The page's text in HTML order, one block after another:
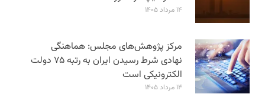
۱۴ مرداد ۱۴۰۵
مرکز پژوهش‌های مجلس: هماهنگی
نهادی شرط رسیدن ایران به رتبه ۷۵ دولت
الکترونیکی است
۱۴ مرداد ۱۴۰۵